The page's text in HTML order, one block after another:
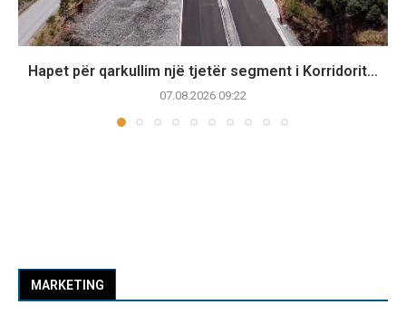
Hapet për qarkullim një tjetër segment i Korridorit...
07.08.2026 09:22
MARKETING